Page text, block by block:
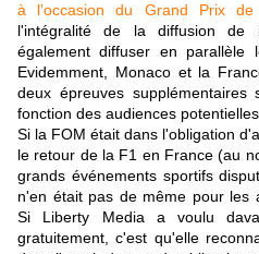
à l'occasion du Grand Prix de
l'intégralité de la diffusion de
également diffuser en parallèle
Evidemment, Monaco et la
deux épreuves supplémentaires
fonction des audiences potentielles.
Si la FOM était dans l'obligation
le retour de la F1 en France (au
grands événements sportifs
n'en était pas de même pour les
Si Liberty Media a voulu
gratuitement, c'est qu'elle